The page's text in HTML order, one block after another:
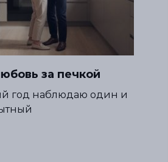
за печкой
год наблюдаю один и